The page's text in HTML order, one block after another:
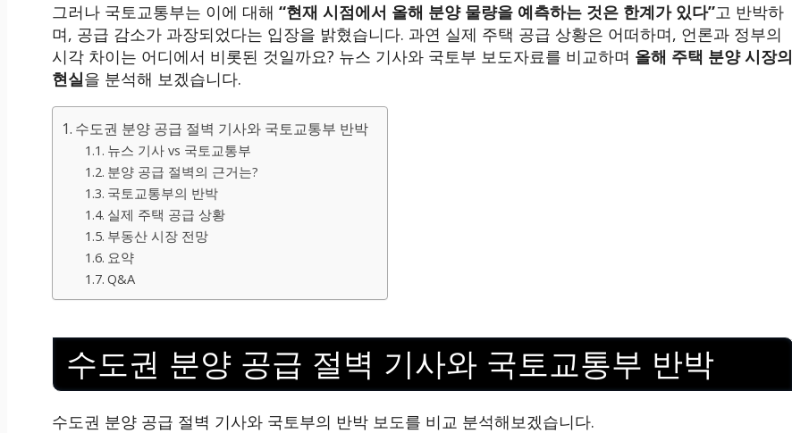
그러나 국토교통부는 이에 대해 “현재 시점에서 올해 분양 물량을 예측하는 것은 한계가 있다”고 반박하
며, 공급 감소가 과장되었다는 입장을 밝혔습니다. 과연 실제 주택 공급 상황은 어떠하며, 언론과 정부의
시각 차이는 어디에서 비롯된 것일까요? 뉴스 기사와 국토부 보도자료를 비교하며 올해 주택 분양 시장의
현실을 분석해 보겠습니다.
수도권 분양 공급 절벽 기사와 국토교통부 반박
뉴스 기사 vs 국토교통부
분양 공급 절벽의 근거는?
국토교통부의 반박
실제 주택 공급 상황
부동산 시장 전망
요약
Q&A
수도권 분양 공급 절벽 기사와 국토교통부 반박
수도권 분양 공급 절벽 기사와 국토부의 반박 보도를 비교 분석해보겠습니다.